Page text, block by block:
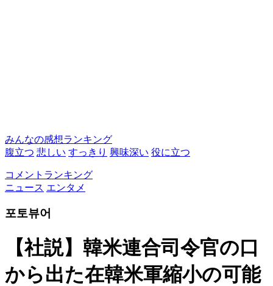
みんなの感想ランキング
腹立つ 悲しい すっきり 興味深い 役に立つ
コメントランキング
ニュース エンタメ
포토뷰어
【社説】韓米連合司令官の口
から出た在韓米軍縮小の可能